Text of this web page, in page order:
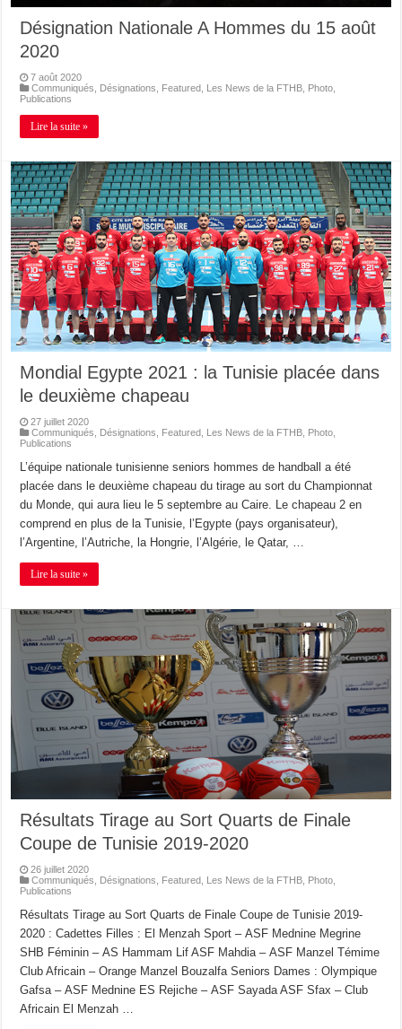
Désignation Nationale A Hommes du 15 août
2020
7 août 2020
Communiqués
Désignations Featured Les News de la FTHB Photo
Publications
Lire la suite »
Mondial Egypte 2021 : la Tunisie placée dans
le deuxième chapeau
27 juillet 2020
Communiqués
Désignations Featured Les News de la FTHB Photo
Publications
L’équipe nationale tunisienne seniors hommes de handball a été
placée dans le deuxième chapeau du tirage au sort du Championnat
du Monde, qui aura lieu le 5 septembre au Caire. Le chapeau 2 en
comprend en plus de la Tunisie, l’Egypte (pays organisateur),
l’Argentine, l’Autriche, la Hongrie, l’Algérie, le Qatar, …
Lire la suite »
Résultats Tirage au Sort Quarts de Finale
Coupe de Tunisie 2019-2020
26 juillet 2020
Communiqués
Désignations Featured Les News de la FTHB Photo
Publications
Résultats Tirage au Sort Quarts de Finale Coupe de Tunisie 2019-
2020 : Cadettes Filles : El Menzah Sport – ASF Mednine Megrine
SHB Féminin – AS Hammam Lif ASF Mahdia – ASF Manzel Témime
Club Africain – Orange Manzel Bouzalfa Seniors Dames : Olympique
Gafsa – ASF Mednine ES Rejiche – ASF Sayada ASF Sfax – Club
Africain El Menzah …